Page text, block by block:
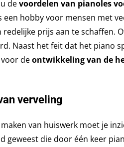
devoordelen van pianoles
een hobby voor mensen met
redelijke prijs aan te schaffen.
Naast het feit dat het piano
deontwikkeling van de
verveling
van huiswerk moet je
geweest die door één keer